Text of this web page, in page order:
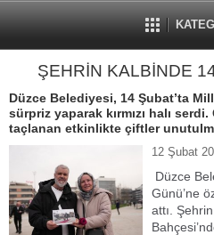
ŞEHRİN KALBİNDE
Düzce Belediyesi, 14 Şubat’ta
sürpriz yaparak kırmızı halı
taçlanan etkinlikte çiftler
12 Şubat
Düzce
Günü’ne
attı.